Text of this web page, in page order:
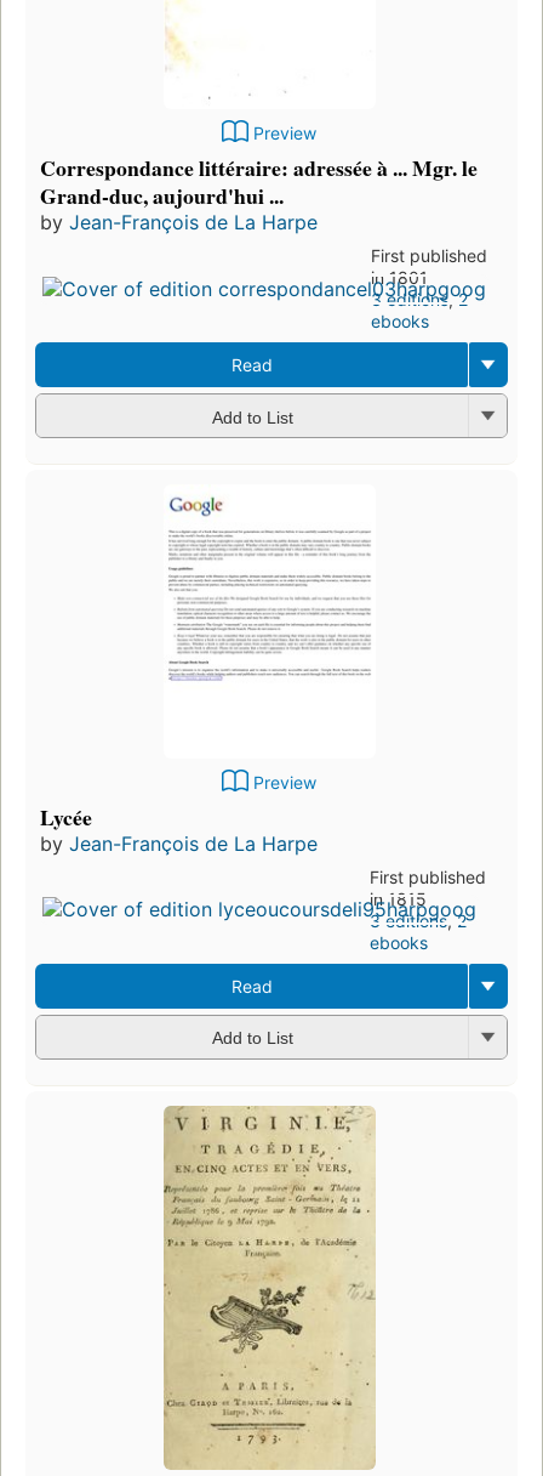
Preview
Correspondance littéraire: adressée à ... Mgr. le
Grand-duc, aujourd'hui ...
by Jean-François de La Harpe
First published
in 1801
3 editions,2
ebooks
Read
Add to List
Preview
Lycée
by Jean-François de La Harpe
First published
in 1815
3 editions,2
ebooks
Read
Add to List